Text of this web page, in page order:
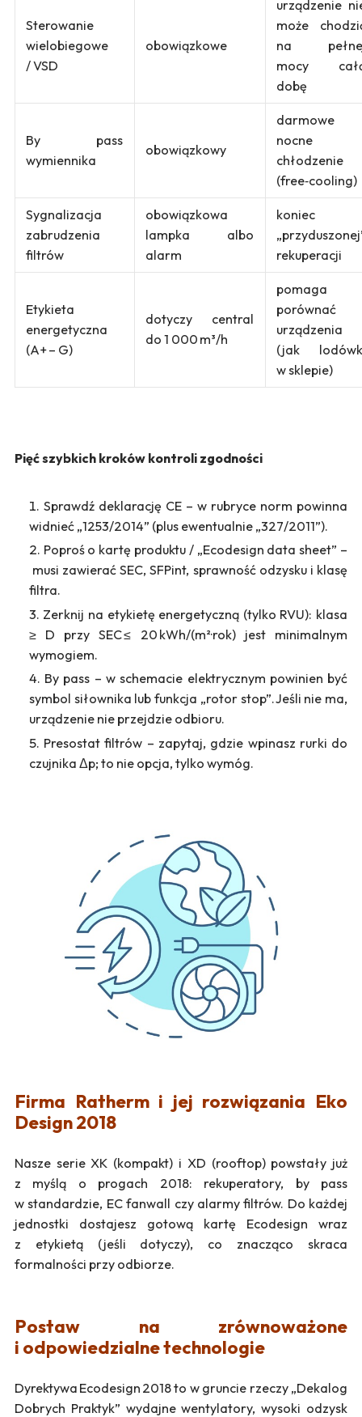
Sterowanie
wielobiegowe
/ VSD
obowiązkowe
urządzenie
może
na
mocy
dobę
By pass
wymiennika
obowiązkowy
darmowe
nocne
chłodzenie
(free‑cooling)
Sygnalizacja
zabrudzenia
filtrów
obowiązkowa
lampka albo
alarm
koniec
rekuperacji
Etykieta
energetyczna
(A+ – G)
dotyczy central
do 1 000 m³/h
pomaga
porównać
urządzenia
(jak
w sklepie)
Pięć szybkich kroków kontroli zgodności
Sprawdź deklarację CE – w rubryce norm powinna
widnieć „1253/2014” (plus ewentualnie „327/2011”).
Poproś o kartę produktu / „Ecodesign data sheet” –
musi zawierać SEC, SFPint, sprawność odzysku i klasę
filtra.
Zerknij na etykietę energetyczną (tylko RVU): klasa
≥ D przy SEC ≤ 20 kWh/(m²·rok) jest minimalnym
wymogiem.
By pass – w schemacie elektrycznym powinien być
symbol siłownika lub funkcja „rotor stop”. Jeśli nie ma,
urządzenie nie przejdzie odbioru.
Presostat filtrów – zapytaj, gdzie wpinasz rurki do
czujnika Δp; to nie opcja, tylko wymóg.
Firma Ratherm i jej rozwiązania Eko
Design 2018
Nasze serie XK (kompakt) i XD (rooftop) powstały już
z myślą o progach 2018: rekuperatory, by pass
w standardzie, EC fanwall czy alarmy filtrów. Do każdej
jednostki dostajesz gotową kartę Ecodesign wraz
z etykietą (jeśli dotyczy), co znacząco skraca
formalności przy odbiorze.
Postaw na zrównoważone
i odpowiedzialne technologie
Dyrektywa Ecodesign 2018 to w gruncie rzeczy „Dekalog
Dobrych Praktyk” wydajne wentylatory, wysoki odzysk